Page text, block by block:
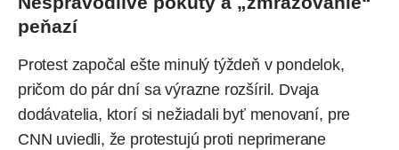
peňazí
Protest započal ešte minulý týždeň v pondelok,
pričom do pár dní sa výrazne rozšíril. Dvaja
dodávatelia, ktorí si nežiadali byť menovaní, pre
CNN uviedli, že protestujú proti neprimerane